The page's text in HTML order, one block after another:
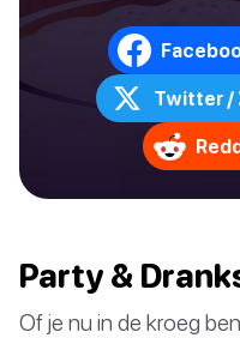
Twitter /
Party &
Of je nu in de kroeg